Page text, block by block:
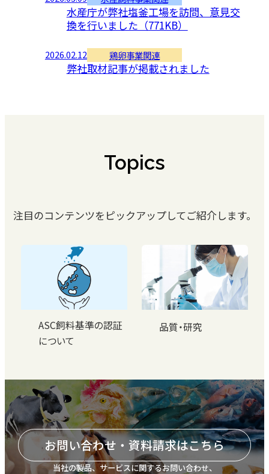
水産庁が弊社塩釜工場を訪問、意見交
換を行いました（771KB）
2026.02.12 鶏卵事業関連
弊社取材記事が掲載されました
Topics
注目のコンテンツをピックアップしてご紹介します。
ASC飼料基準の認証
について
品質・研究
お問い合わせ・資料請求はこちら
当社の製品、サービスに関するお問い合わせ、